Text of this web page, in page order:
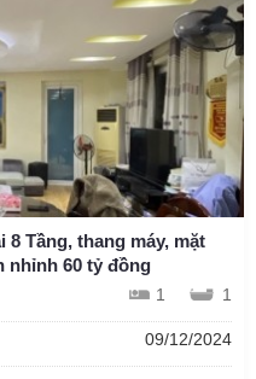
8 Tầng, thang máy, mặt
nhỉnh 60 tỷ đồng
1 1
09/12/2024